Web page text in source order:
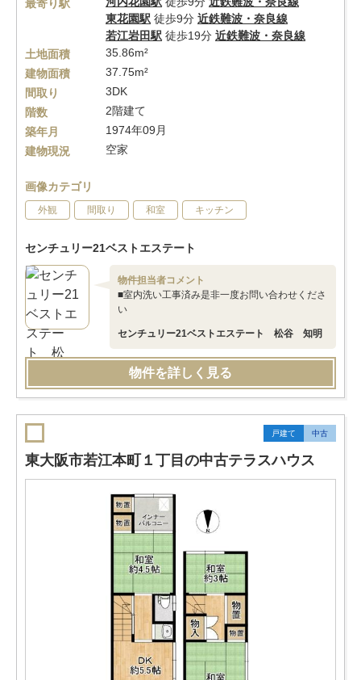
最寄り駅
東花園駅 徒歩9分 近鉄難波・奈良線
若江岩田駅 徒歩19分 近鉄難波・奈良線
土地面積
35.86m²
建物面積
37.75m²
間取り
3DK
階数
2階建て
築年月
1974年09月
建物現況
空家
画像カテゴリ
外観 間取り 和室 キッチン
センチュリー21ベストエステート
物件担当者コメント
■室内洗い工事済み是非一度お問い合わせくださ
い
センチュリー21ベストエステート 松谷 知明
物件を詳しく見る
戸建て 中古
東大阪市若江本町１丁目の中古テラスハウス